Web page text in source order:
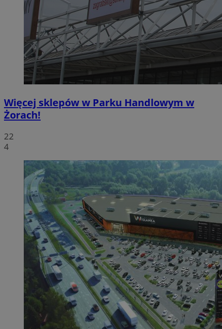
Więcej sklepów w Parku Handlowym w
Żorach!
22
4